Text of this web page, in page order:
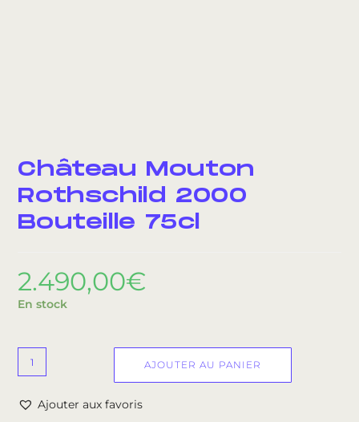
Château Mouton
Rothschild 2000
Bouteille 75cl
2.490,00€
En stock
AJOUTER AU PANIER
Ajouter aux favoris